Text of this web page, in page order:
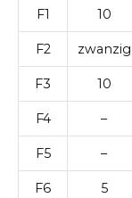
F1 10
F2 zwanzig
F3 10
F4 –
F5 –
F6 5